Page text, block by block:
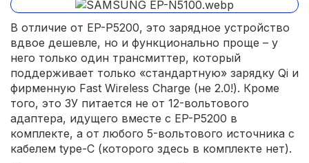
В отличие от EP-P5200, это зарядное устройство
вдвое дешевле, но и функционально проще – у
него только один трансмиттер, который
поддерживает только «стандартную» зарядку Qi и
фирменную Fast Wireless Charge (не 2.0!). Кроме
того, это ЗУ питается не от 12-вольтового
адаптера, идущего вместе с EP-P5200 в
комплекте, а от любого 5-вольтового источника с
кабелем type-C (которого здесь в комплекте нет).